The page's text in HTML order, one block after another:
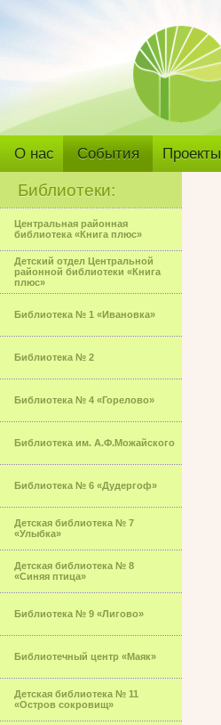
О нас События Проекты
Библиотеки:
Центральная районная
библиотека «Книга плюс»
Детский отдел Центральной
районной библиотеки «Книга
плюс»
Библиотека № 1 «Ивановка»
Библиотека № 2
Библиотека № 4 «Горелово»
Библиотека им. А.Ф.Можайского
Библиотека № 6 «Дудергоф»
Детская библиотека № 7
«Улыбка»
Детская библиотека № 8
«Синяя птица»
Библиотека № 9 «Лигово»
Библиотечный центр «Маяк»
Детская библиотека № 11
«Остров сокровищ»